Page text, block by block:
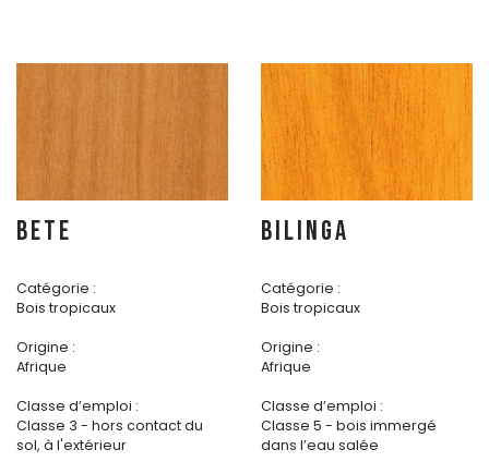
BETE
Catégorie :
Bois tropicaux
Origine :
Afrique
Classe d’emploi :
Classe 3 - hors contact du
sol, à l'extérieur
BILINGA
Catégorie :
Bois tropicaux
Origine :
Afrique
Classe d’emploi :
Classe 5 - bois immergé
dans l’eau salée